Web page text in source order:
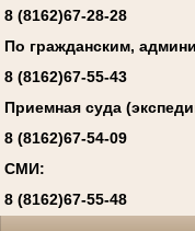
8 (8162)67-28-28
По гражданским,
8 (8162)67-55-43
Приемная суда
8 (8162)67-54-09
СМИ:
8 (8162)67-55-48